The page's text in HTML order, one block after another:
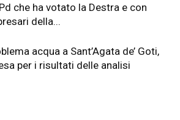
che ha votato la Destra e con
della...
acqua a Sant’Agata de’ Goti,
per i risultati delle analisi